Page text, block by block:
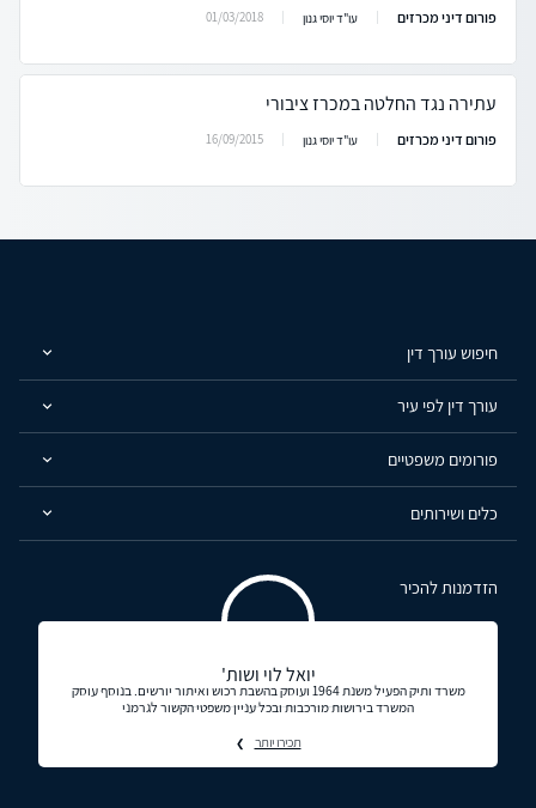
פורום דיני מכרזים עו"ד יוסי גנון 01/03/2018
עתירה נגד החלטה במכרז ציבורי
פורום דיני מכרזים עו"ד יוסי גנון 16/09/2015
חיפוש עורך דין
עורך דין לפי עיר
פורומים משפטיים
כלים ושירותים
הזדמנות להכיר
יואל לוי ושות'
משרד ותיק הפעיל משנת 1964 ועוסק בהשבת רכוש ואיתור יורשים. בנוסף עוסק
המשרד בירושות מורכבות ובכל עניין משפטי הקשור לגרמני
תכירו יותר